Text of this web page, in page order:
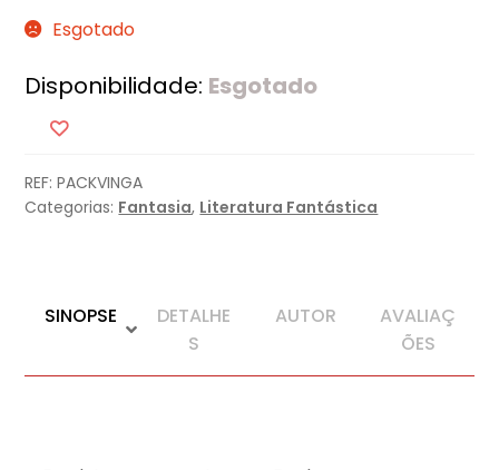
Esgotado
Disponibilidade: Esgotado
REF:PACKVINGA
Categorias: Fantasia, Literatura Fantástica
SINOPSE
DETALHE
S
AUTOR
AVALIAÇ
ÕES